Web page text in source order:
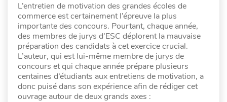
L’entretien de motivation des grandes écoles de
commerce est certainement l’épreuve la plus
importante des concours. Pourtant, chaque année,
des membres de jurys d’ESC déplorent la mauvaise
préparation des candidats à cet exercice crucial.
L’auteur, qui est lui-même membre de jurys de
concours et qui chaque année prépare plusieurs
centaines d’étudiants aux entretiens de motivation, a
donc puisé dans son expérience afin de rédiger cet
ouvrage autour de deux grands axes :